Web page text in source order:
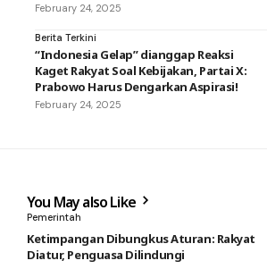
February 24, 2025
Berita Terkini
“Indonesia Gelap” dianggap Reaksi
Kaget Rakyat Soal Kebijakan, Partai X:
Prabowo Harus Dengarkan Aspirasi!
February 24, 2025
You May also Like
Pemerintah
Ketimpangan Dibungkus Aturan: Rakyat
Diatur, Penguasa Dilindungi